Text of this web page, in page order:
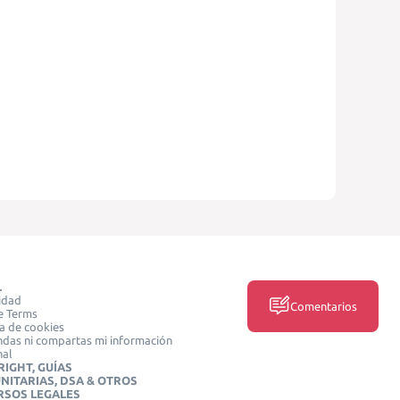
Terms
de cookies
ni compartas mi información
GUÍAS
DSA & OTROS
LEGALES
Comentarios